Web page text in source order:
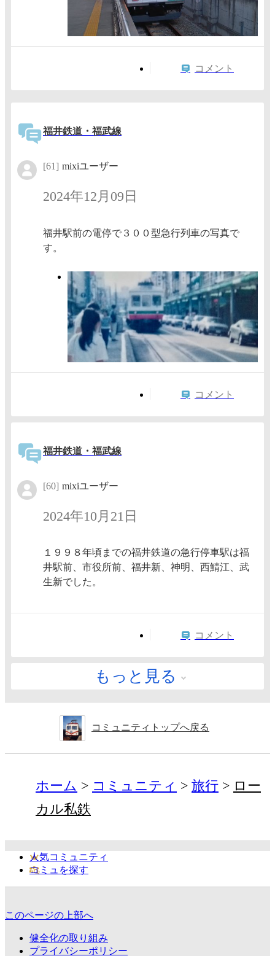
コメント
福井鉄道・福武線
[61] mixiユーザー
2024年12月09日
福井駅前の電停で３００型急行列車の写真で
す。
コメント
福井鉄道・福武線
[60] mixiユーザー
2024年10月21日
１９９８年頃までの福井鉄道の急行停車駅は福
井駅前、市役所前、福井新、神明、西鯖江、武
生新でした。
コメント
もっと見る
コミュニティトップへ戻る
ホーム コミュニティ 旅行
ロー
カル私鉄
人気コミュニティ
コミュを探す
このページの上部へ
健全化の取り組み
プライバシーポリシー